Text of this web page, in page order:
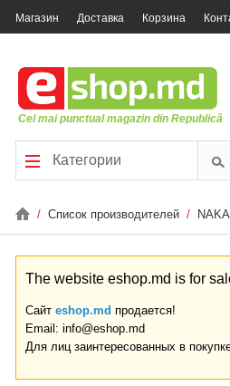
Магазин Доставка Корзина
Cel mai punctual magazin din Republică
Категории
/ Список производителей /
The website eshop.md is for
Сайт eshop.md продается!
Email: info@eshop.md
Для лиц заинтересованных в